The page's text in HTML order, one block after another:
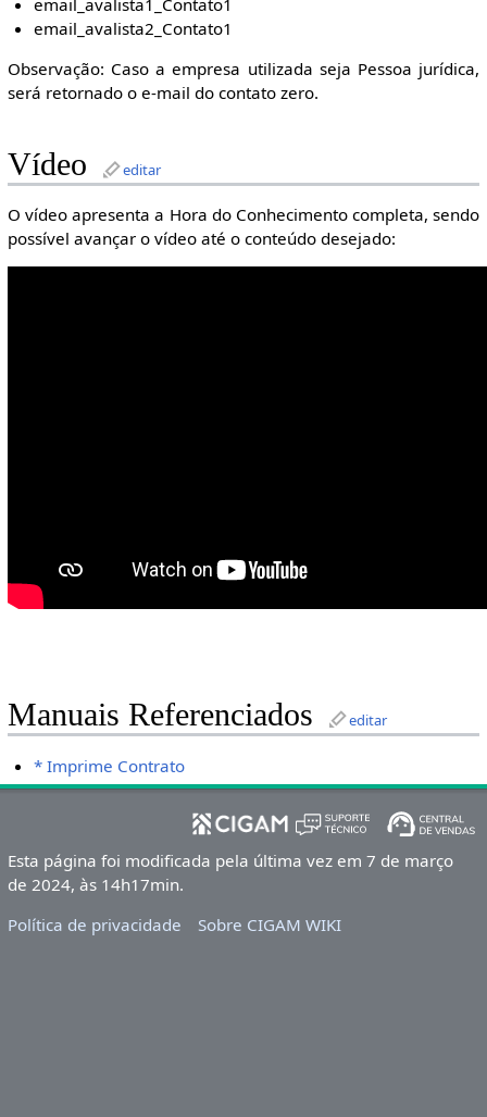
email_avalista2_Contato1
Observação: Caso a empresa utilizada seja Pessoa jurídica,
será retornado o e-mail do contato zero.
Vídeo editar
O vídeo apresenta a Hora do Conhecimento completa, sendo
possível avançar o vídeo até o conteúdo desejado:
Manuais Referenciados editar
* Imprime Contrato
Esta página foi modificada pela última vez em 7 de março
de 2024, às 14h17min.
Política de privacidade
Sobre CIGAM WIKI